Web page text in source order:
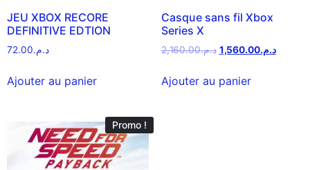
JEU XBOX RECORE
DEFINITIVE EDTION
د.م.72.00
Ajouter au panier
Casque sans fil Xbox
Series X
د.م.2,160.00 د.م.1,560.00
Ajouter au panier
Promo !